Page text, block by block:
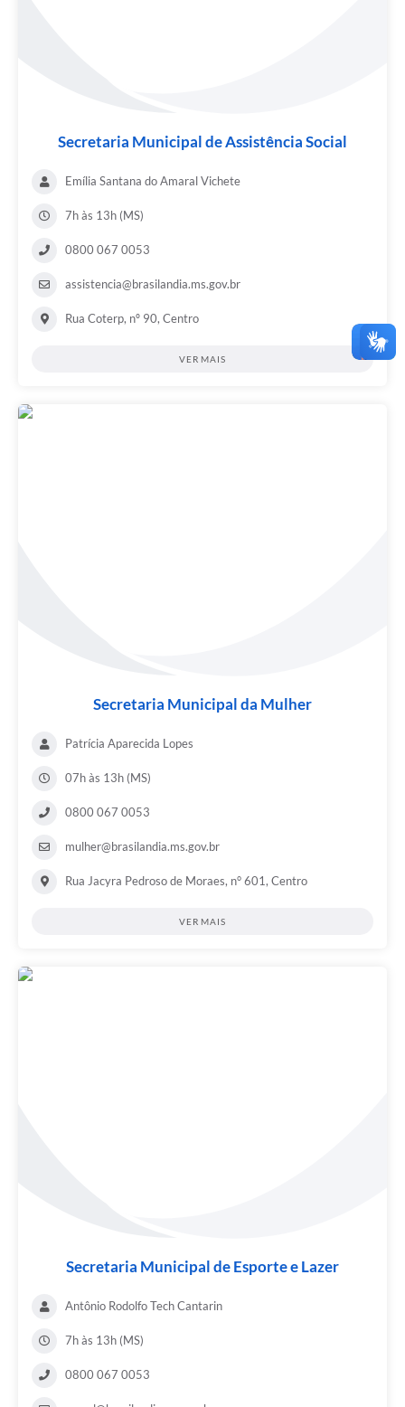
Secretaria Municipal de Assistência Social
Emília Santana do Amaral Vichete
7h às 13h (MS)
0800 067 0053
assistencia@brasilandia.ms.gov.br
Rua Coterp, nº 90, Centro
VER MAIS
Secretaria Municipal da Mulher
Patrícia Aparecida Lopes
07h às 13h (MS)
0800 067 0053
mulher@brasilandia.ms.gov.br
Rua Jacyra Pedroso de Moraes, n° 601, Centro
VER MAIS
Secretaria Municipal de Esporte e Lazer
Antônio Rodolfo Tech Cantarin
7h às 13h (MS)
0800 067 0053